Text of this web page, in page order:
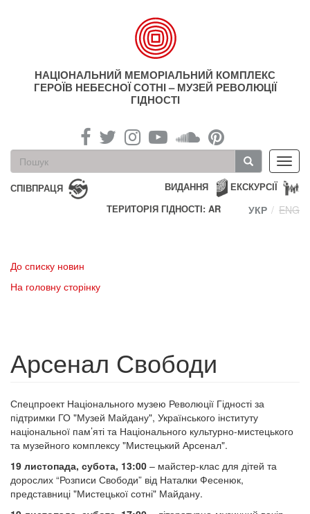
НАЦІОНАЛЬНИЙ МЕМОРІАЛЬНИЙ КОМПЛЕКС
ГЕРОЇВ НЕБЕСНОЇ СОТНІ – МУЗЕЙ РЕВОЛЮЦІЇ
ГІДНОСТІ
Пошукова
форма
Пошук
СПІВПРАЦЯ ЕКСКУРСІЇ
ВИДАННЯ
ТЕРИТОРІЯ ГІДНОСТІ: AR
УКР ENG
До списку новин
На головну сторінку
Арсенал Свободи
Спецпроект Національного музею Революції Гідності за
підтримки ГО "Музей Майдану", Українського інституту
національної пам’яті та Національного культурно-мистецького
та музейного комплексу "Мистецький Арсенал".
19 листопада, субота, 13:00 – майстер-клас для дітей та
дорослих “Розписи Свободи” від Наталки Фесенюк,
представниці "Мистецької сотні" Майдану.